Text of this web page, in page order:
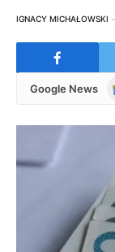
IGNACY MICHAŁOWSKI
Google News